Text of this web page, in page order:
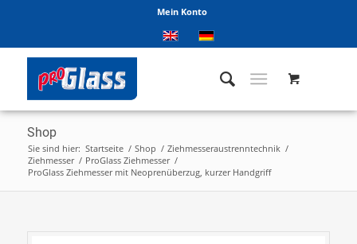
Mein Konto
Shop
Sie sind hier: Startseite / Shop / Ziehmesseraustrenntechnik /
Ziehmesser / ProGlass Ziehmesser /
ProGlass Ziehmesser mit Neoprenüberzug, kurzer Handgriff